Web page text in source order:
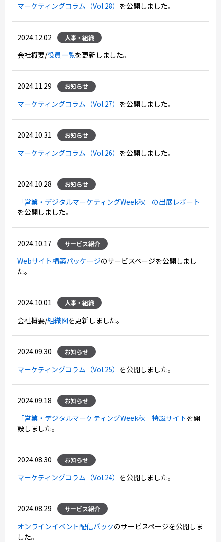
マーケティングコラム（Vol.28） を公開しました。
2024.12.02 人事・組織
会社概要/役員一覧を更新しました。
2024.11.29 お知らせ
マーケティングコラム（Vol.27） を公開しました。
2024.10.31 お知らせ
マーケティングコラム（Vol.26） を公開しました。
2024.10.28 お知らせ
「営業・デジタルマーケティングWeek秋」の出展レポート
を公開しました。
2024.10.17 サービス紹介
Webサイト構築パッケージのサービスページを公開しまし
た。
2024.10.01 人事・組織
会社概要/組織図を更新しました。
2024.09.30 お知らせ
マーケティングコラム（Vol.25） を公開しました。
2024.09.18 お知らせ
「営業・デジタルマーケティングWeek秋」特設サイトを開
設しました。
2024.08.30 お知らせ
マーケティングコラム（Vol.24） を公開しました。
2024.08.29 サービス紹介
オンラインイベント配信パックのサービスページを公開しま
した。